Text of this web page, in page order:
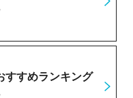
すすめランキング